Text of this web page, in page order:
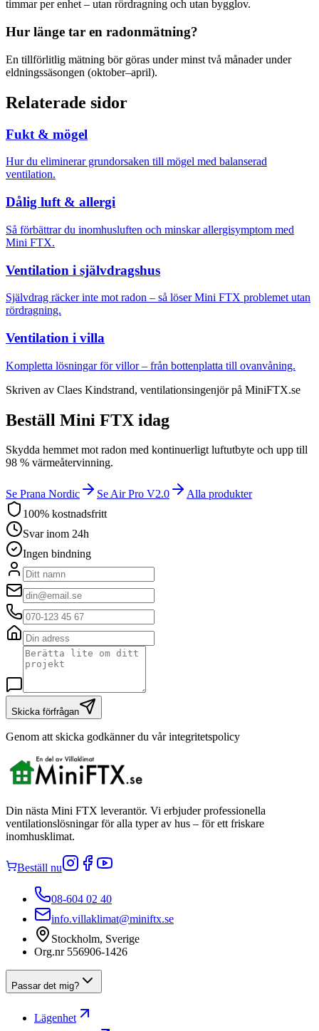
timmar per enhet – utan rördragning och utan bygglov.
Hur länge tar en radonmätning?
En tillförlitlig mätning bör göras under minst två månader under
eldningssäsongen (oktober–april).
Relaterade sidor
Fukt & mögel
Hur du eliminerar grundorsaken till mögel med balanserad
ventilation.
Dålig luft & allergi
Så förbättrar du inomhusluften och minskar allergisymptom med
Mini FTX.
Ventilation i självdragshus
Självdrag räcker inte mot radon – så löser Mini FTX problemet utan
rördragning.
Ventilation i villa
Kompletta lösningar för villor – från bottenplatta till ovanvåning.
Skriven av Claes Kindstrand, ventilationsingenjör på MiniFTX.se
Beställ Mini FTX idag
Skydda hemmet mot radon med kontinuerligt luftutbyte och upp till
98 % värmeåtervinning.
Se Prana Nordic Se Air Pro V2.0
Alla produkter
100% kostnadsfritt
Svar inom 24h
Ingen bindning
Skicka förfrågan
Genom att skicka godkänner du vår integritetspolicy
Din nästa Mini FTX leverantör. Vi erbjuder professionella
ventilationslösningar för alla typer av hus – för ett friskare
inomhusklimat.
Beställ nu
08-604 02 40
info.villaklimat@miniftx.se
Stockholm, Sverige
Org.nr 556906-1426
Passar det mig?
Lägenhet